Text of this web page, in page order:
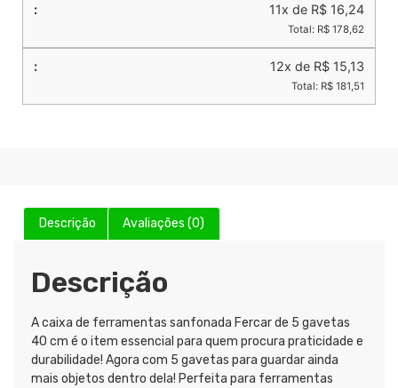
11x de R$ 16,24
Total: R$ 178,62
12x de R$ 15,13
Total: R$ 181,51
Descrição Avaliações (0)
Descrição
A caixa de ferramentas sanfonada Fercar de 5 gavetas
40 cm é o item essencial para quem procura praticidade e
durabilidade! Agora com 5 gavetas para guardar ainda
mais objetos dentro dela! Perfeita para ferramentas